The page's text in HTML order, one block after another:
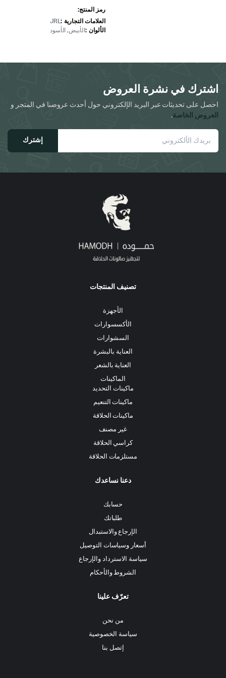
العديد
من
الأشكال
اختيار
الخيارات
صفحة
رمز المنتج:
العلامات التجارية
JRL
الألوان الأبيض, الأسود
اشترك في نشرة العروض
احصل على تحديثات عبر البريد الإلكتروني حول أحدث عروضنا في المتجر و
العروض الخاصة.
إشترك
تصنيف المنتجات
الأجهزة
الأكسسوارات
السشوارات
العناية بالبشرة
العناية بالشعر
الماكينات
ماكينات التحديد
ماكينات التنعيم
ماكينات الحلاقة
غير مصنف
كراسي الحلاقة
مستلزمات الحلاقة
دعنا نساعدك
حسابك
طلباتك
الإرجاع والاستبدال
أسعار وسياسات التوصيل
سياسة الاسترداد والإرجاع
الشروط والأحكام
تعرّف علينا
من نحن
سياسة الخصوصية
إتصل بنا